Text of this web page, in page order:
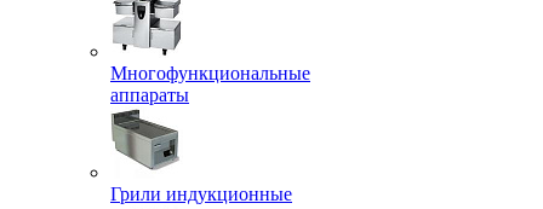
Многофункциональные
аппараты
Грили индукционные